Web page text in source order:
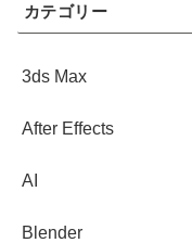
カテゴリー
3ds Max
After Effects
AI
Blender